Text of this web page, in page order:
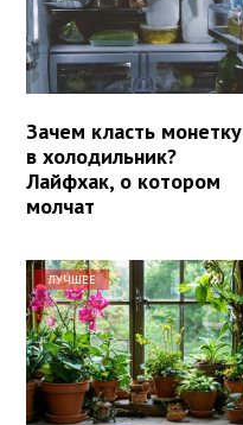
Зачем класть монетку
в холодильник?
Лайфхак, о котором
молчат
ЛУЧШЕЕ